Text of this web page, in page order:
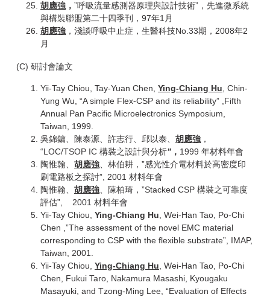
胡應強 ， ”呼吸流量感測器原理與設計技術”，先進微系統
與構裝聯盟第二十四季刊，97年1月
胡應強 ，淺談呼吸中止症，生醫科技No.33期，2008年2
月
(C) 研討會論文
Yii-Tay Chiou, Tay-Yuan Chen, Ying-Chiang Hu, Chin-
Yung Wu, “A simple Flex-CSP and its reliability” ,Fifth
Annual Pan Pacific Microelectronics Symposium,
Taiwan, 1999.
吳錦鏞、陳泰源、許志行、邱以泰、 胡應強 ，
“LOC/TSOP IC 構裝之設計與分析” ， 1999 年材料年會
陶惟翰、 胡應強、林伯耕，”感光性介電材料於高密度印
刷電路板之探討”, 2001 材料年會
陶惟翰、 胡應強、陳柏琦，”Stacked CSP 構裝之可靠度
評估”, 2001 材料年會
Yii-Tay Chiou, Ying-Chiang Hu, Wei-Han Tao, Po-Chi
Chen ,”The assessment of the novel EMC material
corresponding to CSP with the flexible substrate”, IMAP,
Taiwan, 2001.
Yii-Tay Chiou, Ying-Chiang Hu, Wei-Han Tao, Po-Chi
Chen, Fukui Taro, Nakamura Masashi, Kyougaku
Masayuki, and Tzong-Ming Lee, “Evaluation of Effects